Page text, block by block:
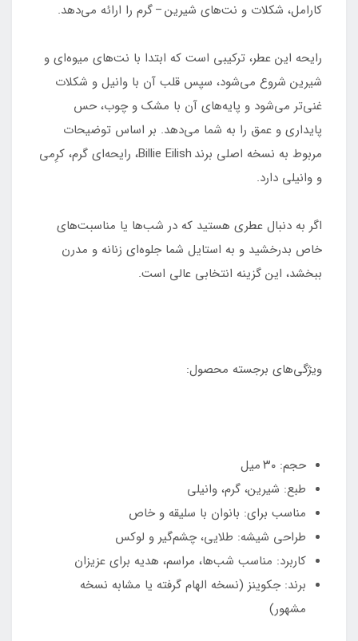
کارامل، شکلات و نت‌های شیرین – گرم را ارائه می‌دهد.
رایحه این عطر، ترکیبی است که ابتدا با نت‌های میوه‌ای و
شیرین شروع می‌شود، سپس قلب آن با وانیل و شکلات
غنی‌تر می‌شود و پایه‌های آن با مشک و چوب، حس
پایداری و عمق را به شما می‌دهد. بر اساس توضیحات
مربوط به نسخه اصلی برند Billie Eilish، رایحه‌ای گرم، کرِمی
و وانیلی دارد.
اگر به دنبال عطری هستید که در شب‌ها یا مناسبت‌های
خاص بدرخشید و به استایل شما جلوه‌ای زنانه و مدرن
ببخشد، این گزینه انتخابی عالی است.
ویژگی‌های برجسته محصول:
حجم: ۳۰ میل
طبع: شیرین، گرم، وانیلی
مناسب برای: بانوان با سلیقه و خاص
طراحی شیشه: طلایی، چشم‌گیر و لوکس
کاربرد: مناسب شب‌ها، مراسم، هدیه برای عزیزان
برند: جکوینز (نسخه الهام گرفته یا مشابه نسخه
مشهور)